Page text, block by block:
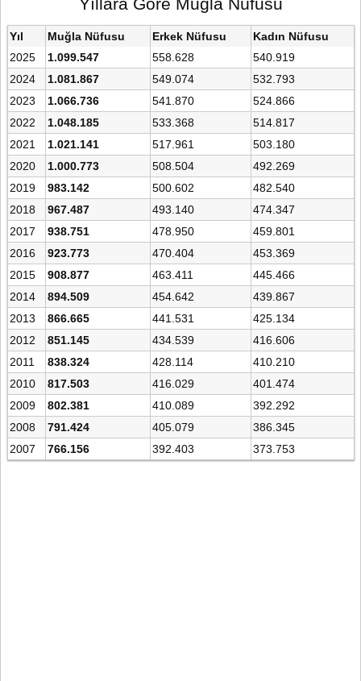
Yıl Muğla Nüfusu Erkek Nüfusu
Kadın Nüfusu
2025
1.099.547 558.628
540.919
2024
1.081.867 549.074
532.793
2023
1.066.736 541.870
524.866
2022
1.048.185 533.368
514.817
2021
1.021.141 517.961
503.180
2020
1.000.773 508.504
492.269
2019
983.142 500.602
482.540
2018
967.487 493.140
474.347
2017
938.751 478.950
459.801
2016
923.773 470.404
453.369
2015
908.877 463.411
445.466
2014
894.509 454.642
439.867
2013
866.665 441.531
425.134
2012
851.145 434.539
416.606
2011
838.324 428.114
410.210
2010
817.503 416.029
401.474
2009
802.381 410.089
392.292
2008
791.424 405.079
386.345
2007
766.156 392.403 373.753